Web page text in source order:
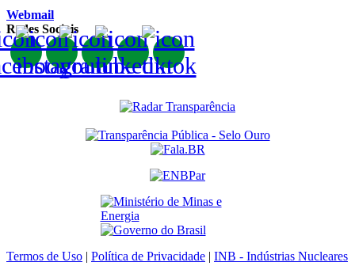
Webmail
Redes Sociais
Termos de Uso | Política de Privacidade | INB - Indústrias Nucleares